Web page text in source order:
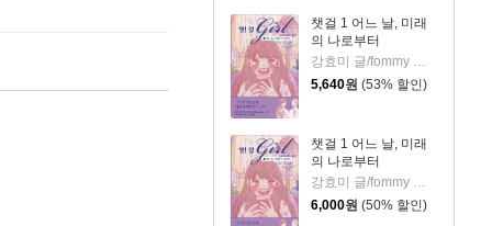
챗걸 1 어느 날, 미래
의 나로부터
강효미 글/fommy 그림
5,640원 (53% 할인)
챗걸 1 어느 날, 미래
의 나로부터
강효미 글/fommy 그림
6,000원 (50% 할인)